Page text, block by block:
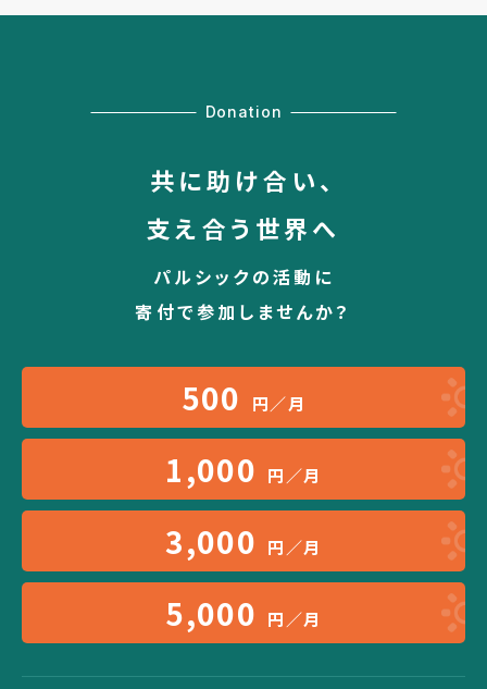
Donation
共に助け合い、
支え合う世界へ
パルシックの活動に
寄付で参加しませんか？
500 円／月
1,000 円／月
3,000 円／月
5,000 円／月